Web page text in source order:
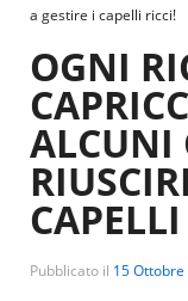
a gestire i capelli ricci!
OGNI
ALCUNI
Pubblicato il 15